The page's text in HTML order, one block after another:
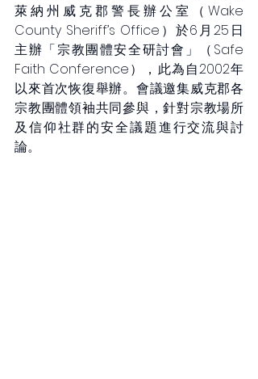
萊納州威克郡警長辦公室（Wake
County Sheriff’s Office）於6月25日
主辦「宗教團體安全研討會」（Safe
Faith Conference），此為自2002年
以來首次恢復舉辦。會議邀集威克郡各
宗教團體領袖共同參與，針對宗教場所
及信仰社群的安全議題進行交流與討
論。